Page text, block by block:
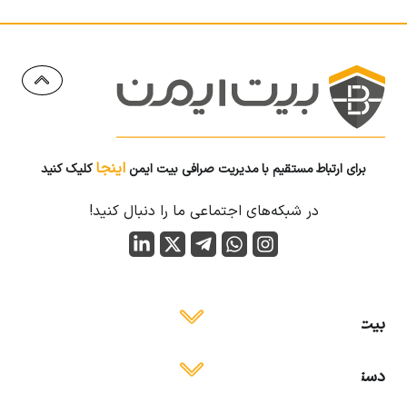
برای ارتباط مستقیم با مدیریت صرافی بیت ایمن اینجاکلیک کنید
در شبکه‌های اجتماعی ما را دنبال کنید!
بیت ایمن
دسترسی آسان